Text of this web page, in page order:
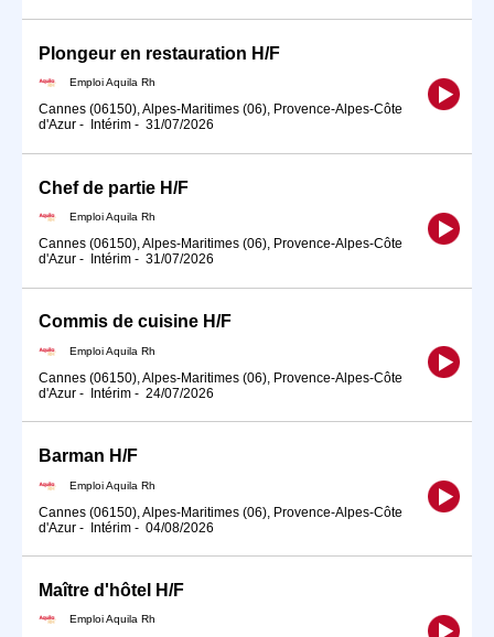
Plongeur en restauration H/F
Emploi Aquila Rh
Cannes (06150), Alpes-Maritimes (06), Provence-Alpes-Côte
d'Azur - Intérim - 31/07/2026
Chef de partie H/F
Emploi Aquila Rh
Cannes (06150), Alpes-Maritimes (06), Provence-Alpes-Côte
d'Azur - Intérim - 31/07/2026
Commis de cuisine H/F
Emploi Aquila Rh
Cannes (06150), Alpes-Maritimes (06), Provence-Alpes-Côte
d'Azur - Intérim - 24/07/2026
Barman H/F
Emploi Aquila Rh
Cannes (06150), Alpes-Maritimes (06), Provence-Alpes-Côte
d'Azur - Intérim - 04/08/2026
Maître d'hôtel H/F
Emploi Aquila Rh